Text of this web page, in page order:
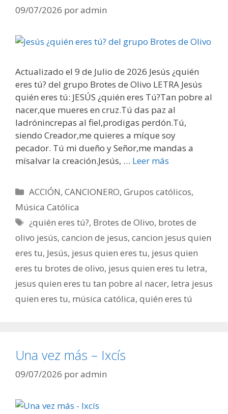
09/07/2026 poradmin
Actualizado el 9 de Julio de 2026 Jesús ¿quién
eres tú? del grupo Brotes de Olivo LETRA Jesús
quién eres tú: JESÚS ¿quién eres Tú?Tan pobre al
nacer,que mueres en cruz.Tú das paz al
ladrónincrepas al fiel,prodigas perdón.Tú,
siendo Creador,me quieres a míque soy
pecador. Tú mi dueño y Señor,me mandas a
mísalvar la creación.Jesús, … Leer más
Categorías
ACCIÓN,CANCIONERO,Grupos católicos,
Música Católica
Etiquetas
¿quién eres tú?, Brotes de Olivo, brotes de
olivo jesús, cancion de jesus, cancion jesus quien
eres tu, Jesús, jesus quien eres tu, jesus quien
eres tu brotes de olivo, jesus quien eres tu letra,
jesus quien eres tu tan pobre al nacer, letra jesus
quien eres tu, música católica, quién eres tú
Una vez más – Ixcís
09/07/2026 poradmin